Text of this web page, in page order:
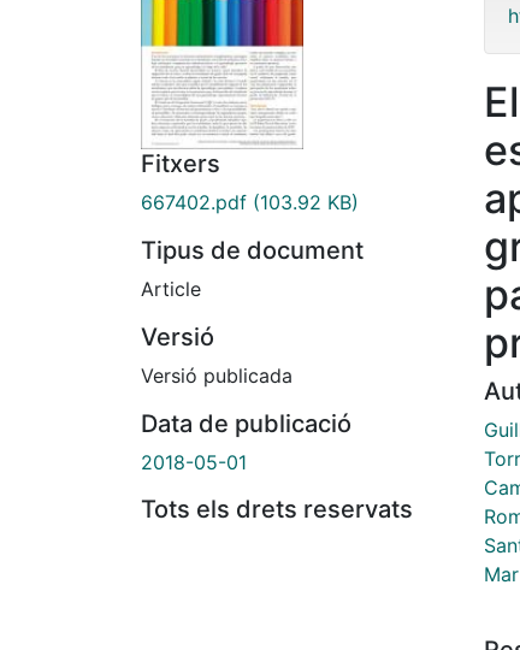
Fitxers
667402.pdf (103.92 KB)
Tipus de document
Article
Versió
Versió publicada
Data de publicació
2018-05-01
Tots els drets reservats